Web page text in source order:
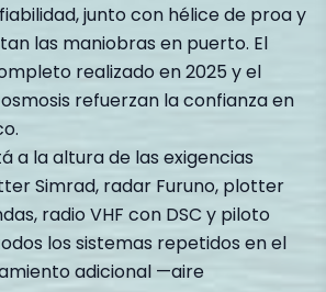
junto con hélice de proa y
las maniobras en puerto. El
realizado en 2025 y el
refuerzan la confianza en
a la altura de las exigencias
Simrad, radar Furuno, plotter
radio VHF con DSC y piloto
los sistemas repetidos en el
adicional —aire